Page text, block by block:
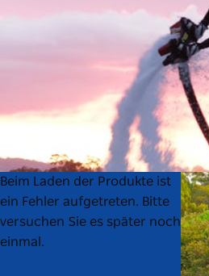
Product
List
Product
List
Beim Laden der Produkte ist
ein Fehler aufgetreten. Bitte
versuchen Sie es später noch
einmal.